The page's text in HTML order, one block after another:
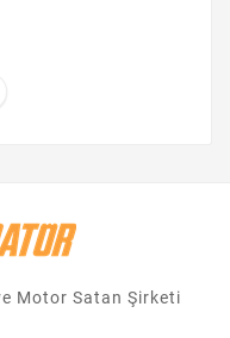
Motor Satan Şirketi